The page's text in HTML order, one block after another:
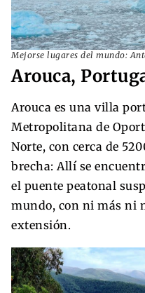
Mejorse lugares del mundo:
Arouca,
Arouca es una villa
Metropolitana de
Norte, con cerca de
brecha: Allí se
el puente peatonal
mundo, con ni más ni
extensión.